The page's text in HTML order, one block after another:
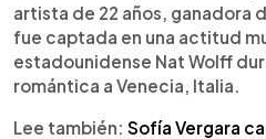
artista de 22 años, ganadora
fue captada en una actitud
estadounidense Nat Wolff
romántica a Venecia, Italia.
Lee también: Sofía Vergara